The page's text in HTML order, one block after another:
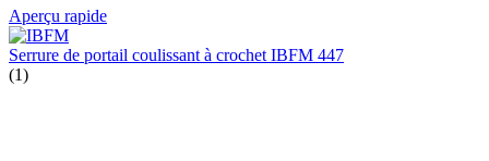
Aperçu rapide
Serrure de portail coulissant à crochet IBFM 447
(1)